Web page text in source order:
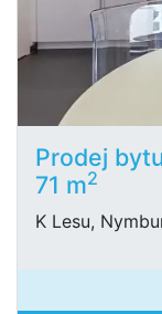
Prodej
71 m2
K Lesu,